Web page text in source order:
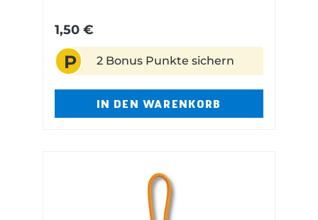
Gummigriff Höhe: 13 mm Länge:
1,50 €
P 2 Bonus Punkte sichern
IN DEN WARENKORB